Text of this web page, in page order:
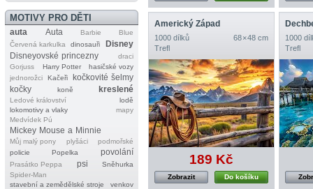
MOTIVY PRO DĚTI
auta Auta Barbie
Blue
Červená karkulka
dinosauři
Disney
Disneyovské princezny
draci
Gorjuss
Harry Potter
hasičské vozy
jednorožci
Kačeři
kočkovité šelmy
kočky
koně kreslené
Ledové království
lodě
lokomotivy a vlaky
mapy
Medvídek Pú
Mickey Mouse a Minnie
Můj malý pony plyšáci
podmořské
policie
Popelka povolání
Prasátko Peppa psi
Sněhurka
Spider‐Man
stavební a zemědělské stroje
venkov
Americký Západ
1000 dílků
68 × 48 cm
Trefl
189 Kč
Do košíku
Zobrazit
1000
Trefl